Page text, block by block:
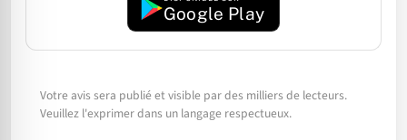
Google Play
Votre avis sera publié et visible par des milliers de lecteurs.
Veuillez l'exprimer dans un langage respectueux.